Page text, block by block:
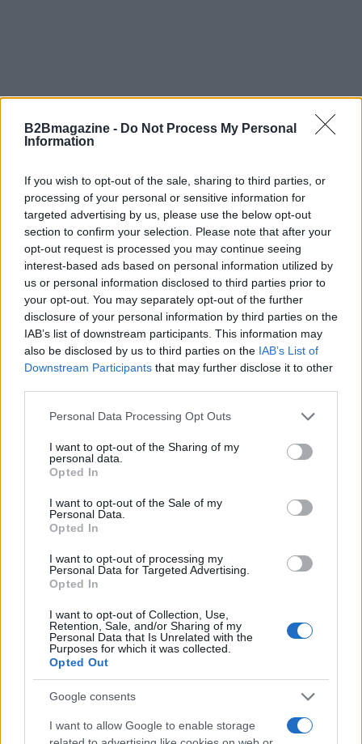
B2Bmagazine - Do Not Process My Personal
Information
If you wish to opt-out of the sale, sharing to third parties, or
processing of your personal or sensitive information for
targeted advertising by us, please use the below opt-out
section to confirm your selection. Please note that after your
opt-out request is processed you may continue seeing
interest-based ads based on personal information utilized by
us or personal information disclosed to third parties prior to
your opt-out. You may separately opt-out of the further
disclosure of your personal information by third parties on the
IAB’s list of downstream participants. This information may
also be disclosed by us to third parties on the IAB’s List of
Downstream Participants that may further disclose it to other
Please note that this website/app uses one or more Google
not limited to your visit or usage behaviour. You may click to
grant or deny consent to Google and its third-party tags to
use your data for below specified purposes in below Google
consent section.
Personal Data Processing Opt Outs
I want to opt-out of the Sharing of my
personal data.
Opted In
I want to opt-out of the Sale of my
Personal Data.
Opted In
I want to opt-out of processing my
Personal Data for Targeted Advertising.
Opted In
I want to opt-out of Collection, Use,
Retention, Sale, and/or Sharing of my
Personal Data that Is Unrelated with the
Purposes for which it was collected.
Opted Out
Google consents
I want to allow Google to enable storage
AUTORE
AiAdhubMedia
Continua a leggere